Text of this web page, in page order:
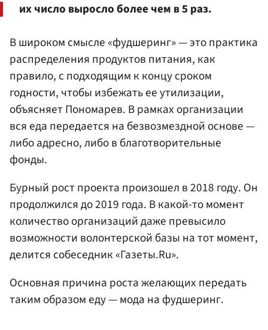
их число выросло более чем в 5 раз.
В широком смысле «фудшеринг» — это практика
распределения продуктов питания, как
правило, с подходящим к концу сроком
годности, чтобы избежать ее утилизации,
объясняет Пономарев. В рамках организации
вся еда передается на безвозмездной основе —
либо адресно, либо в благотворительные
фонды.
Бурный рост проекта произошел в 2018 году. Он
продолжился до 2019 года. В какой-то момент
количество организаций даже превысило
возможности волонтерской базы на тот момент,
делится собеседник «Газеты.Ru».
Основная причина роста желающих передать
таким образом еду — мода на фудшеринг.